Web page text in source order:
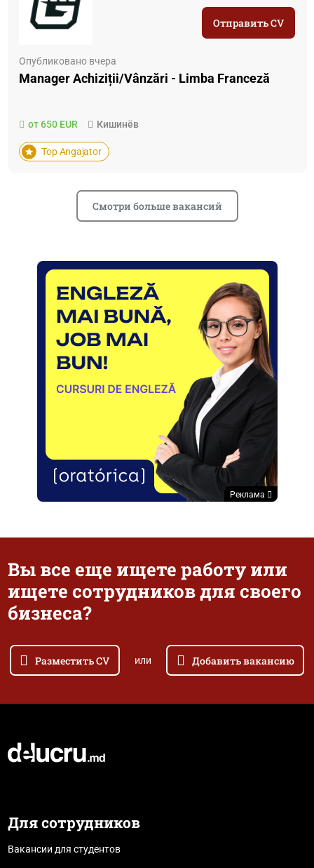
Опубликовано вчера
Manager Achiziții/Vânzări - Limba Franceză
от 650 EUR Кишинёв
Top Angajator
Отправить CV
Смотри больше вакансий
Реклама
Вы все еще ищете работу или
ищете сотрудников для своего
бизнеса?
Разместить CV или Добавить вакансию
Для сотрудников
Вакансии для студентов